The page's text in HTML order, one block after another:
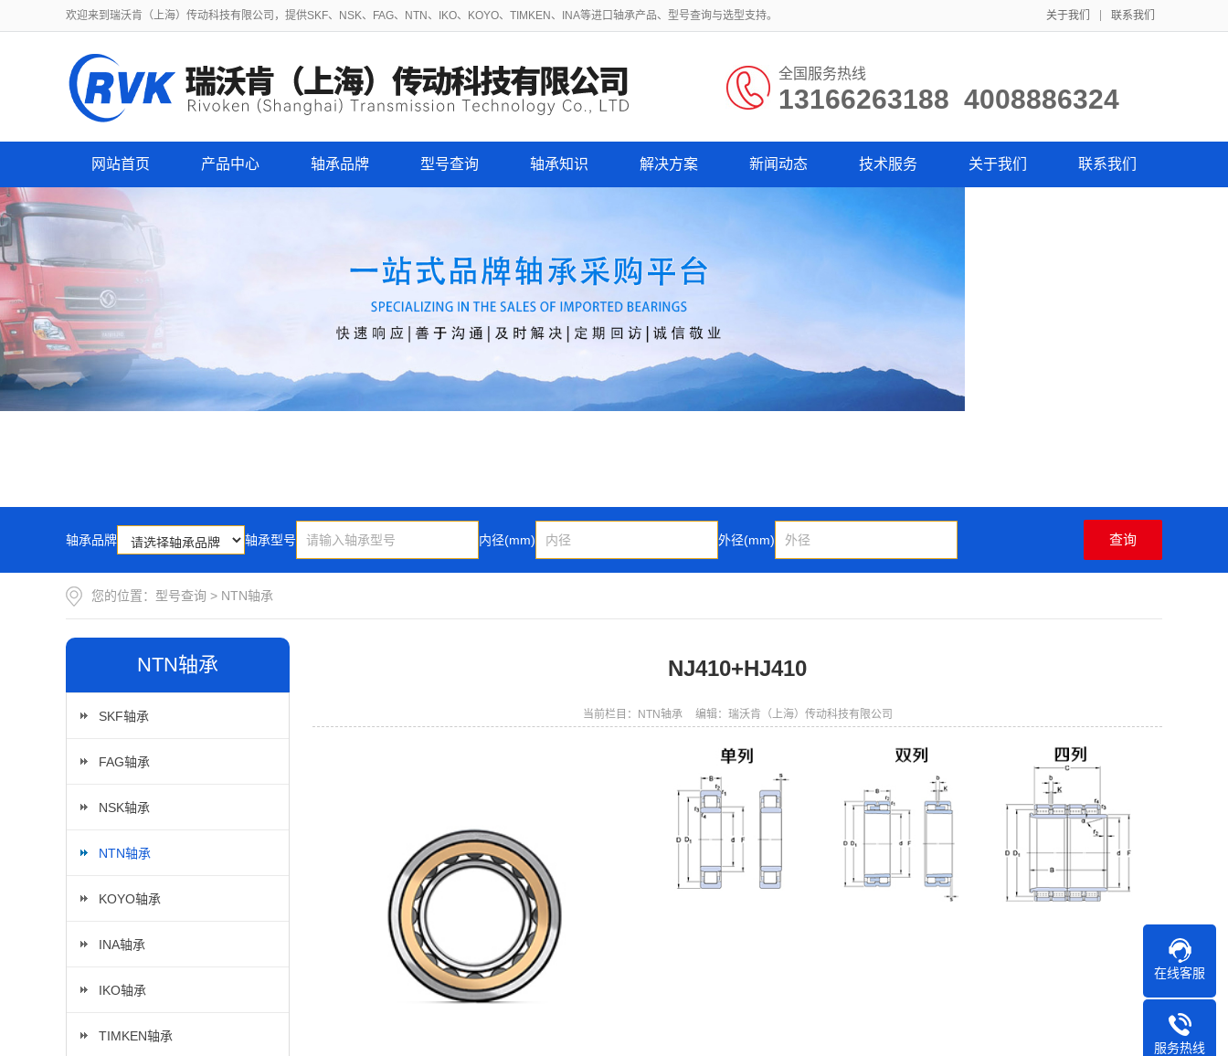
欢迎来到瑞沃肯（上海）传动科技有限公司，提供SKF、NSK、FAG、NTN、IKO、KOYO、TIMKEN、INA等进口轴承产品、型号查询与选型支持。 关于我们 联系我们
全国服务热线
13166263188 4008886324
网站首页 产品中心 轴承品牌 型号查询 轴承知识 解决方案 新闻动态 技术服务 关于我们 联系我们
轴承品牌 轴承型号 内径(mm) 外径(mm)
您的位置： 型号查询 > NTN轴承
NTN轴承
SKF轴承
FAG轴承
NSK轴承
NTN轴承
KOYO轴承
INA轴承
IKO轴承
TIMKEN轴承
NJ410+HJ410
当前栏目：NTN轴承 编辑：瑞沃肯（上海）传动科技有限公司
在线客服
服务热线